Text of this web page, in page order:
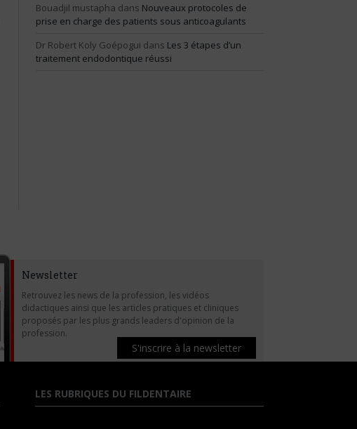
Bouadjil mustapha dans Nouveaux protocoles de
prise en charge des patients sous anticoagulants
Dr Robert Koly Goépogui dans Les 3 étapes d’un
traitement endodontique réussi
Newsletter
Retrouvez les news de la profession, les vidéos
didactiques ainsi que les articles pratiques et cliniques
proposés par les plus grands leaders d'opinion de la
profession.
S'inscrire à la newsletter
LES RUBRIQUES DU FILDENTAIRE